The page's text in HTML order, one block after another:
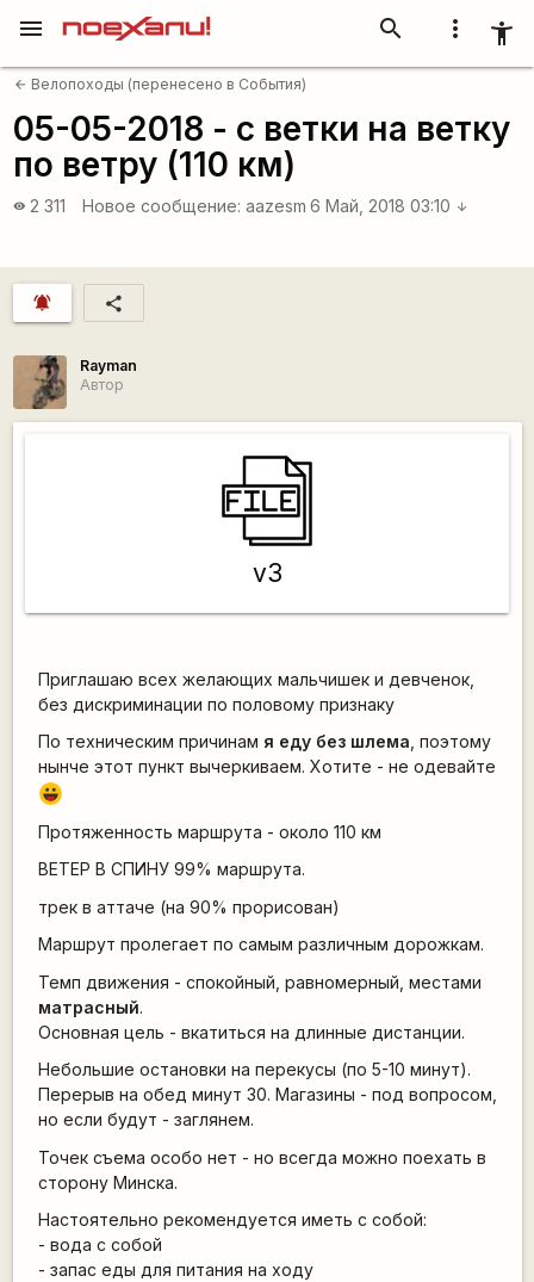
more_vert accessibility_new
search
menu
arrow_back Велопоходы (перенесено в События)
05-05-2018 - с ветки на ветку
по ветру (110 км)
visibility 2 311 Новое сообщение: aazesm 6 Май, 2018 03:10 arrow_downward
notifications_active share
Rаyman
Автор
v3
Приглашаю всех желающих мальчишек и девченок,
без дискриминации по половому признаку
По техническим причинам я еду без шлема , поэтому
нынче этот пункт вычеркиваем. Хотите - не одевайте
|-))
Протяженность маршрута - около 110 км
ВЕТЕР В СПИНУ 99% маршрута.
трек в аттаче (на 90% прорисован)
Маршрут пролегает по самым различным дорожкам.
Темп движения - спокойный, равномерный, местами
матрасный.
Основная цель - вкатиться на длинные дистанции.
Небольшие остановки на перекусы (по 5-10 минут).
Перерыв на обед минут 30. Магазины - под вопросом,
но если будут - заглянем.
Точек съема особо нет - но всегда можно поехать в
сторону Минска.
Настоятельно рекомендуется иметь с собой:
- вода с собой
- запас еды для питания на ходу